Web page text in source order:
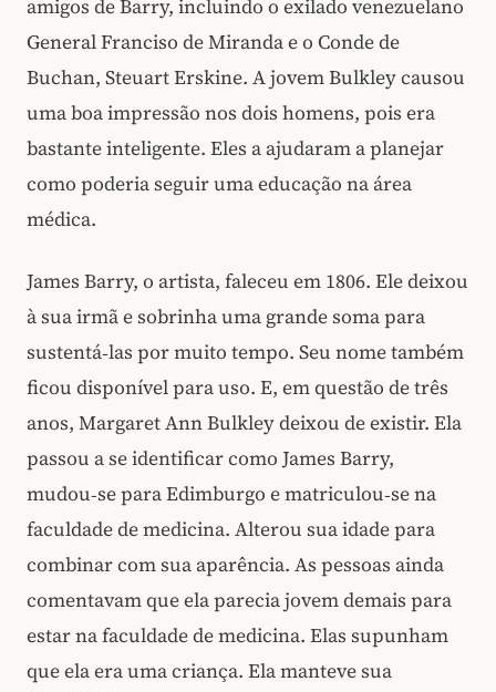
amigos de Barry, incluindo o exilado venezuelano
General Franciso de Miranda e o Conde de
Buchan, Steuart Erskine. A jovem Bulkley causou
uma boa impressão nos dois homens, pois era
bastante inteligente. Eles a ajudaram a planejar
como poderia seguir uma educação na área
médica.
James Barry, o artista, faleceu em 1806. Ele deixou
à sua irmã e sobrinha uma grande soma para
sustentá‑las por muito tempo. Seu nome também
ficou disponível para uso. E, em questão de três
anos, Margaret Ann Bulkley deixou de existir. Ela
passou a se identificar como James Barry,
mudou‑se para Edimburgo e matriculou‑se na
faculdade de medicina. Alterou sua idade para
combinar com sua aparência. As pessoas ainda
comentavam que ela parecia jovem demais para
estar na faculdade de medicina. Elas supunham
que ela era uma criança. Ela manteve sua